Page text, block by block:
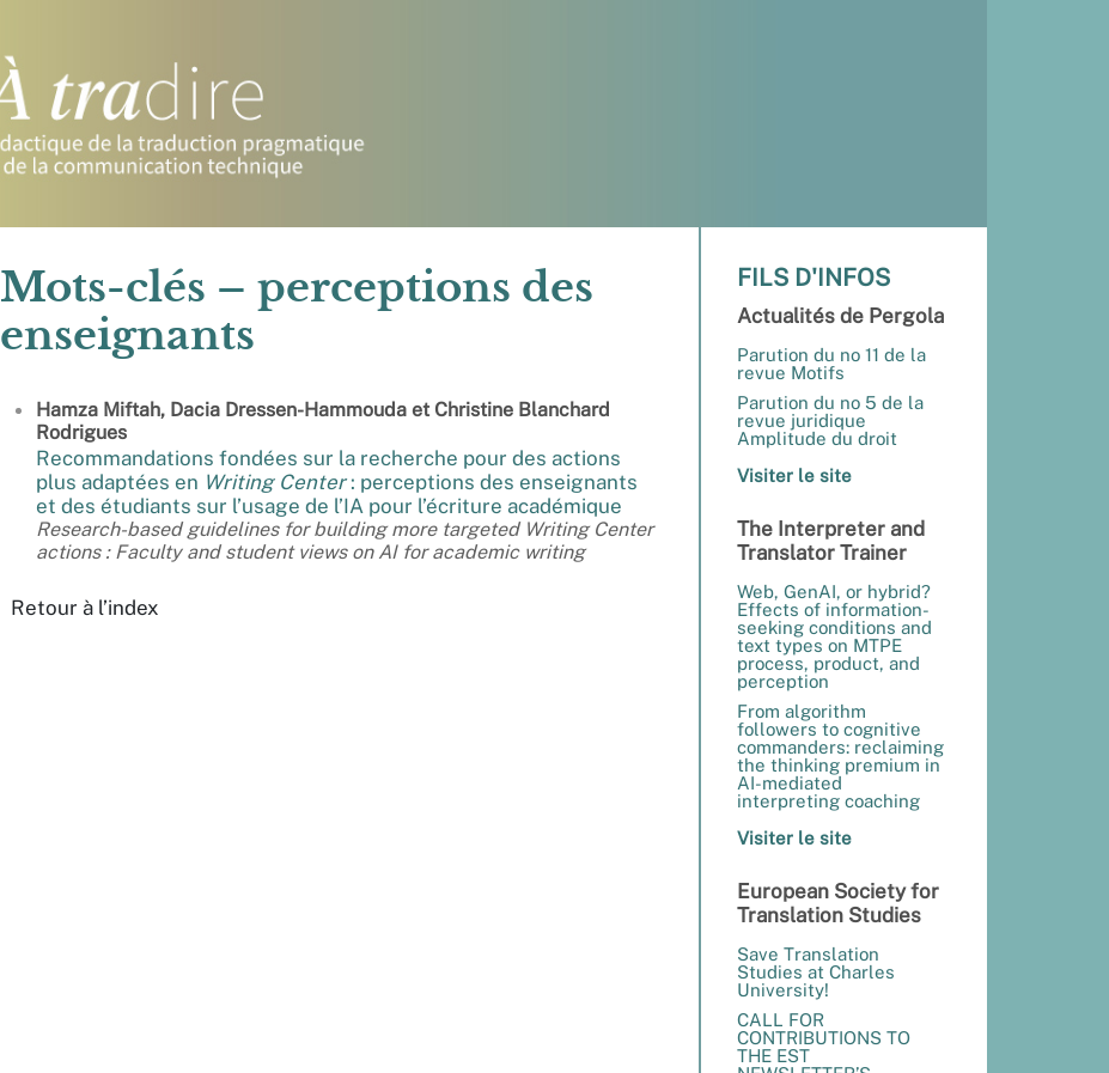
Mots-clés – perceptions des
enseignants
Hamza Miftah, Dacia Dressen-Hammouda et Christine Blanchard
Rodrigues
Recommandations fondées sur la recherche pour des actions
plus adaptées en Writing Center: perceptions des enseignants
et des étudiants sur l’usage de l’IA pour l’écriture académique
Research-based guidelines for building more targeted Writing Center
actions : Faculty and student views on AI for academic writing
Retour à l’index
FILS D'INFOS
Actualités de Pergola
Parution du no 11 de la
revue Motifs
Parution du no 5 de la
revue juridique
Amplitude du droit
Visiter le site
The Interpreter and
Translator Trainer
Web, GenAI, or hybrid?
Effects of information-
seeking conditions and
text types on MTPE
process, product, and
perception
From algorithm
followers to cognitive
commanders: reclaiming
the thinking premium in
AI-mediated
interpreting coaching
Visiter le site
European Society for
Translation Studies
Save Translation
Studies at Charles
University!
CALL FOR
CONTRIBUTIONS TO
THE EST